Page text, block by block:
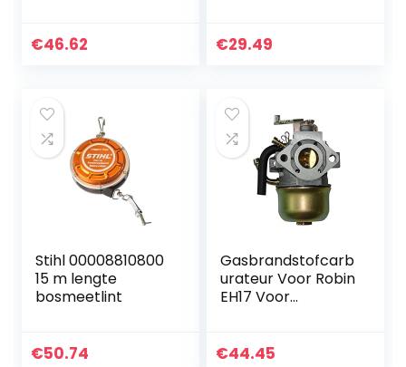
Remhendel
€46.62
tuingereedschap
€29.49
Stihl 00008810800
15 m lengte
bosmeetlint
€50.74
Gasbrandstofcarb
urateur Voor Robin
EH17 Voor
generator
€44.45